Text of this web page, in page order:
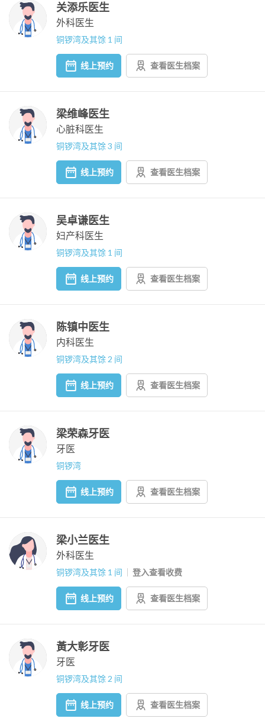
关添乐医生
外科医生
铜锣湾及其馀 1 间
线上预约 查看医生档案
梁维峰医生
心脏科医生
铜锣湾及其馀 3 间
线上预约 查看医生档案
吴卓谦医生
妇产科医生
铜锣湾及其馀 1 间
线上预约 查看医生档案
陈镇中医生
内科医生
铜锣湾及其馀 2 间
线上预约 查看医生档案
梁荣森牙医
牙医
铜锣湾
线上预约 查看医生档案
梁小兰医生
外科医生
铜锣湾及其馀 1 间 登入查看收费
线上预约 查看医生档案
黃大彰牙医
牙医
铜锣湾及其馀 2 间
线上预约 查看医生档案